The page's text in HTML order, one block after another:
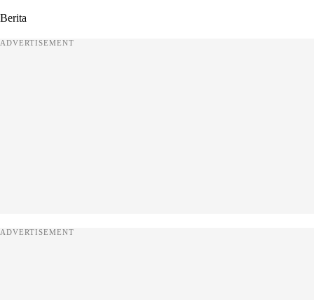
Berita
ADVERTISEMENT
ADVERTISEMENT